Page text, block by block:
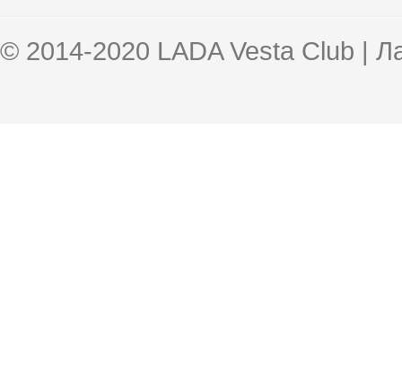
© 2014-2020 LADA Vesta Club |